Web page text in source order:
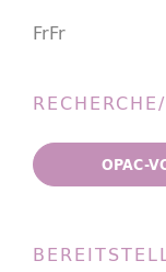
FrFr
OPAC-